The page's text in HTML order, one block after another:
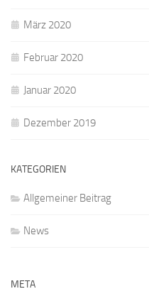
März 2020
Februar 2020
Januar 2020
Dezember 2019
KATEGORIEN
Allgemeiner Beitrag
News
META